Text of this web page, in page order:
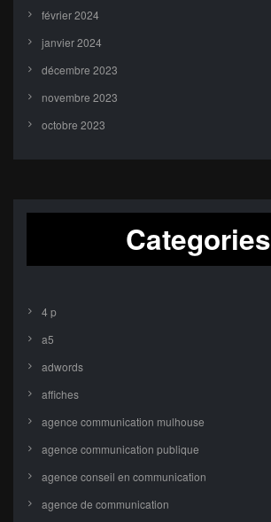
février 2024
janvier 2024
décembre 2023
novembre 2023
octobre 2023
Categories
4 p
a5
adwords
affiches
agence communication mulhouse
agence communication publique
agence conseil en communication
agence de communication